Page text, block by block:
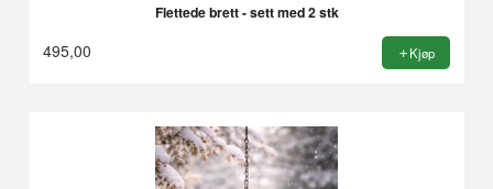
Flettede brett - sett med 2 stk
495,00 Kjøp